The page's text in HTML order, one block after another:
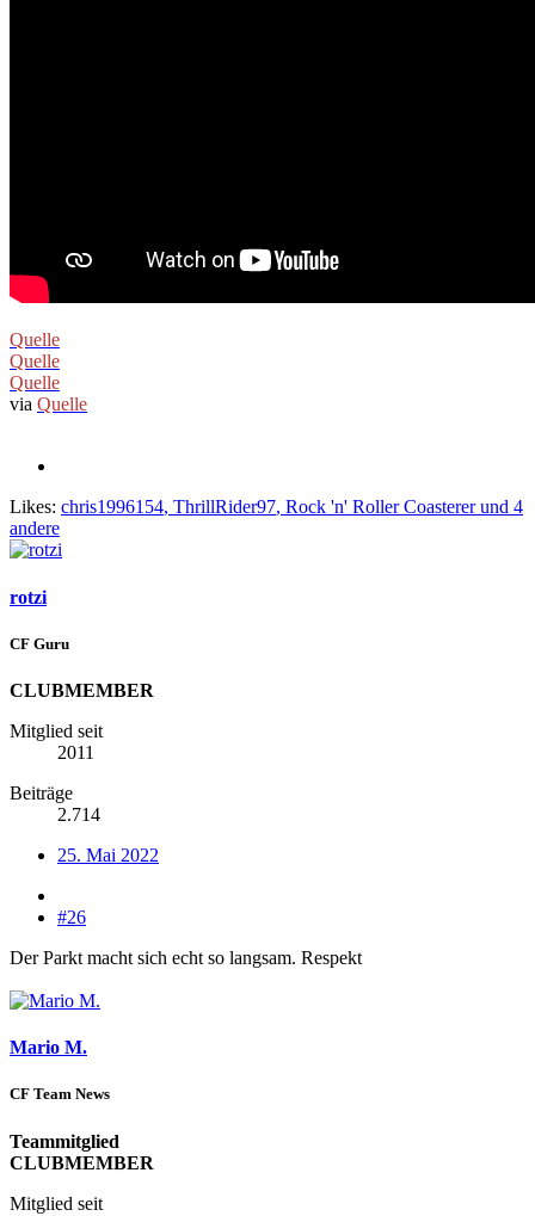
Quelle
Quelle
Quelle
via Quelle
Likes: chris1996154, ThrillRider97, Rock 'n' Roller Coastererund 4
andere
rotzi
CF Guru
CLUBMEMBER
Mitglied seit
2011
Beiträge
2.714
25. Mai 2022
#26
Der Parkt macht sich echt so langsam. Respekt
Mario M.
CF Team News
Teammitglied
CLUBMEMBER
Mitglied seit